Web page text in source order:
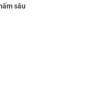
sâu